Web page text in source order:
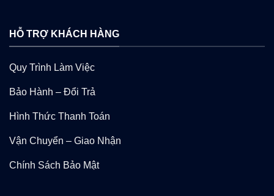
HỖ TRỢ KHÁCH HÀNG
Quy Trình Làm Việc
Bảo Hành – Đổi Trả
Hình Thức Thanh Toán
Vận Chuyển – Giao Nhận
Chính Sách Bảo Mật